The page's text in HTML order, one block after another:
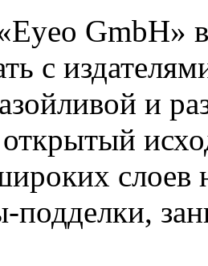
GmbH»
с
и
слоев
подделки,